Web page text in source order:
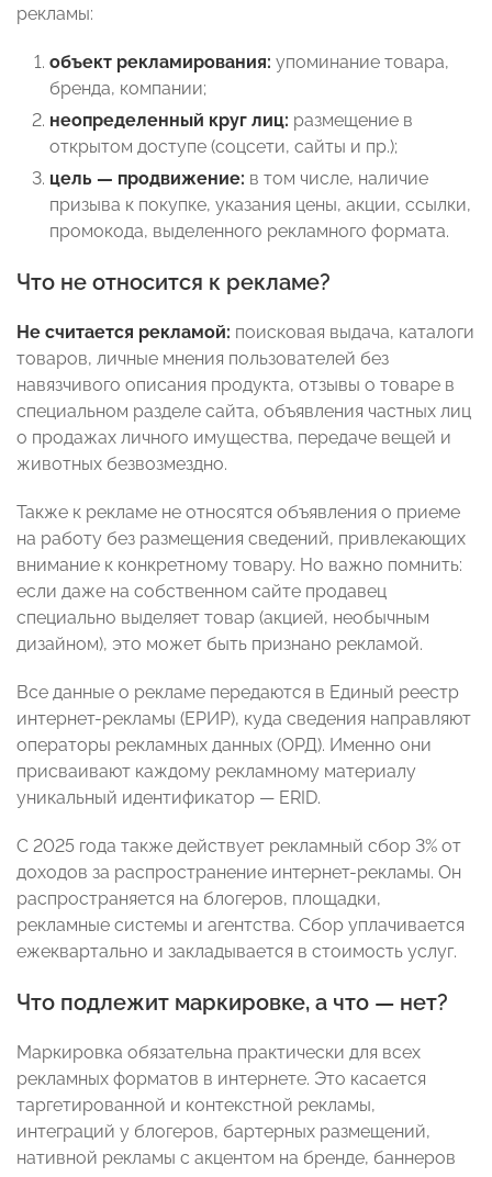
рекламы:
объект рекламирования: упоминание товара,
бренда, компании;
неопределенный круг лиц: размещение в
открытом доступе (соцсети, сайты и пр.);
цель — продвижение: в том числе, наличие
призыва к покупке, указания цены, акции, ссылки,
промокода, выделенного рекламного формата.
Что не относится к рекламе?
Не считается рекламой: поисковая выдача, каталоги
товаров, личные мнения пользователей без
навязчивого описания продукта, отзывы о товаре в
специальном разделе сайта, объявления частных лиц
о продажах личного имущества, передаче вещей и
животных безвозмездно.
Также к рекламе не относятся объявления о приеме
на работу без размещения сведений, привлекающих
внимание к конкретному товару. Но важно помнить:
если даже на собственном сайте продавец
специально выделяет товар (акцией, необычным
дизайном), это может быть признано рекламой.
Все данные о рекламе передаются в Единый реестр
интернет-рекламы (ЕРИР), куда сведения направляют
операторы рекламных данных (ОРД). Именно они
присваивают каждому рекламному материалу
уникальный идентификатор — ERID.
С 2025 года также действует рекламный сбор 3% от
доходов за распространение интернет-рекламы. Он
распространяется на блогеров, площадки,
рекламные системы и агентства. Сбор уплачивается
ежеквартально и закладывается в стоимость услуг.
Что подлежит маркировке, а что — нет?
Маркировка обязательна практически для всех
рекламных форматов в интернете. Это касается
таргетированной и контекстной рекламы,
интеграций у блогеров, бартерных размещений,
нативной рекламы с акцентом на бренде, баннеров